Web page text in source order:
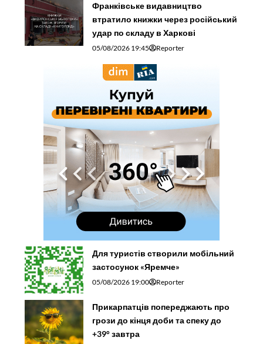
Франківське видавництво
втратило книжки через російський
удар по складу в Харкові
05/08/2026 19:45 Reporter
Для туристів створили мобільний
застосунок «Яремче»
05/08/2026 19:00 Reporter
Прикарпатців попереджають про
грози до кінця доби та спеку до
+39° завтра